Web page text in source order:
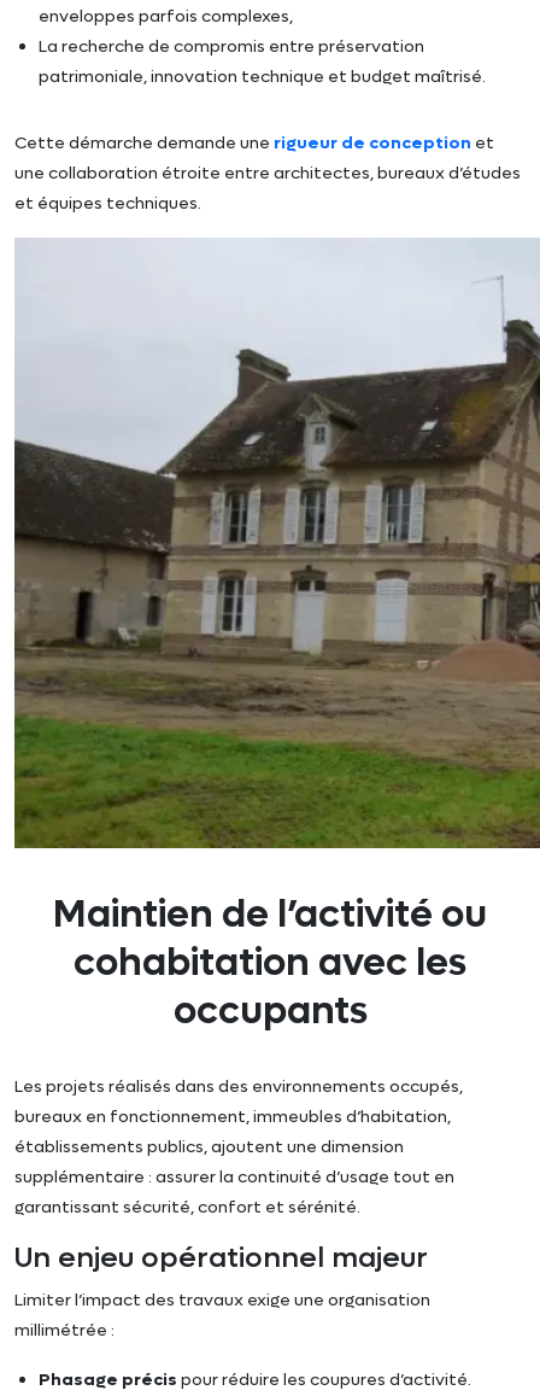
enveloppes parfois complexes,
La recherche de compromis entre préservation
patrimoniale, innovation technique et budget maîtrisé.
Cette démarche demande une rigueur de conception et
une collaboration étroite entre architectes, bureaux d’études
et équipes techniques.
Maintien de l’activité ou
cohabitation avec les
occupants
Les projets réalisés dans des environnements occupés,
bureaux en fonctionnement, immeubles d’habitation,
établissements publics, ajoutent une dimension
supplémentaire : assurer la continuité d’usage tout en
garantissant sécurité, confort et sérénité.
Un enjeu opérationnel majeur
Limiter l’impact des travaux exige une organisation
millimétrée :
Phasage précis pour réduire les coupures d’activité.